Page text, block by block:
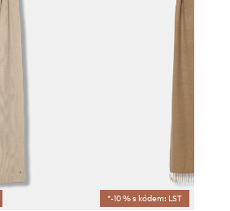
*-10 % s kódem: LST